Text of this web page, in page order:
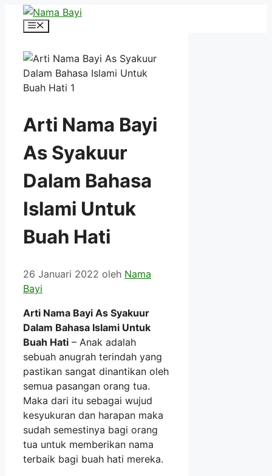
Langsung
Menu
Arti Nama Bayi
As Syakuur
Dalam Bahasa
Islami Untuk
Buah Hati
26 Januari 2022 oleh Nama
Bayi
Arti Nama Bayi As Syakuur
Dalam Bahasa Islami Untuk
Buah Hati – Anak adalah
sebuah anugrah terindah yang
pastikan sangat dinantikan oleh
semua pasangan orang tua.
Maka dari itu sebagai wujud
kesyukuran dan harapan maka
sudah semestinya bagi orang
tua untuk memberikan nama
terbaik bagi buah hati mereka.